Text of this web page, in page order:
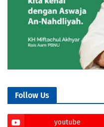
Follow Us
youtube